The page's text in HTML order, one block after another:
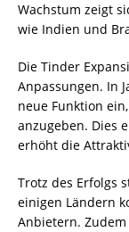
Wachstum zeigt
wie Indien und
Die Tinder
Anpassungen. In
neue Funktion
anzugeben. Dies
erhöht die
Trotz des Erfolgs
einigen Ländern
Anbietern.